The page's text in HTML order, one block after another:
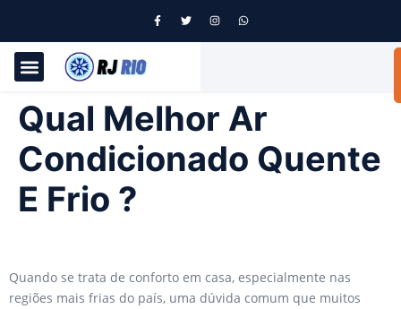
Qual Melhor Ar
Condicionado Quente
E Frio ?
Quando se trata de conforto em casa, especialmente nas
regiões mais frias do país, uma dúvida comum que muitos